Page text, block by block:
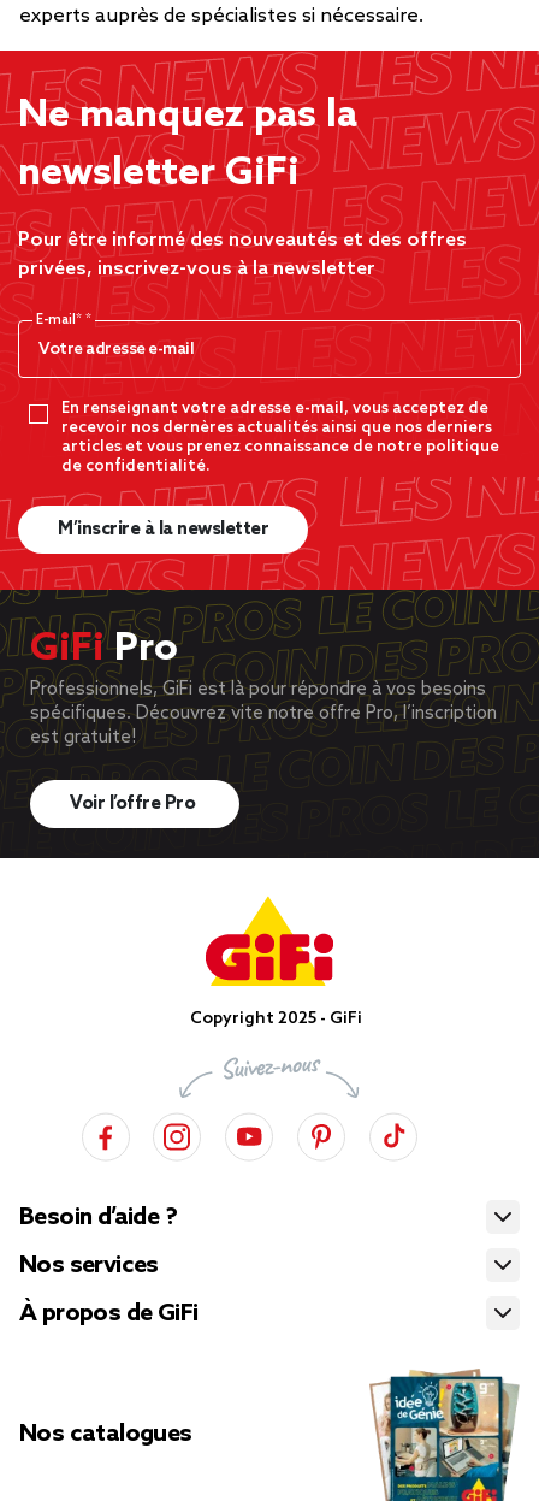
experts auprès de spécialistes si nécessaire.
Ne manquez pas la
newsletter GiFi
Pour être informé des nouveautés et des offres
privées, inscrivez-vous à la newsletter
E-mail*
En renseignant votre adresse e-mail, vous acceptez de
recevoir nos dernères actualités ainsi que nos derniers
articles et vous prenez connaissance de notre politique
de confidentialité.
M’inscrire à la newsletter
GiFiPro
Professionnels, GiFi est là pour répondre à vos besoins
spécifiques. Découvrez vite notre offre Pro, l’inscription
est gratuite!
Voir l’offre Pro
Copyright 2025 - GiFi
Besoin d’aide ?
Nos services
À propos de GiFi
Nos catalogues